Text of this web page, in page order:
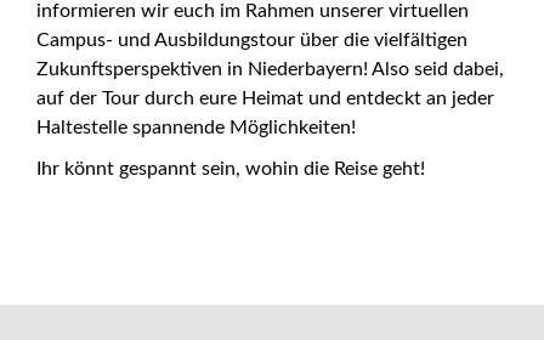
informieren wir euch im Rahmen unserer virtuellen
Campus- und Ausbildungstour über die vielfältigen
Zukunftsperspektiven in Niederbayern! Also seid dabei,
auf der Tour durch eure Heimat und entdeckt an jeder
Haltestelle spannende Möglichkeiten!
Ihr könnt gespannt sein, wohin die Reise geht!